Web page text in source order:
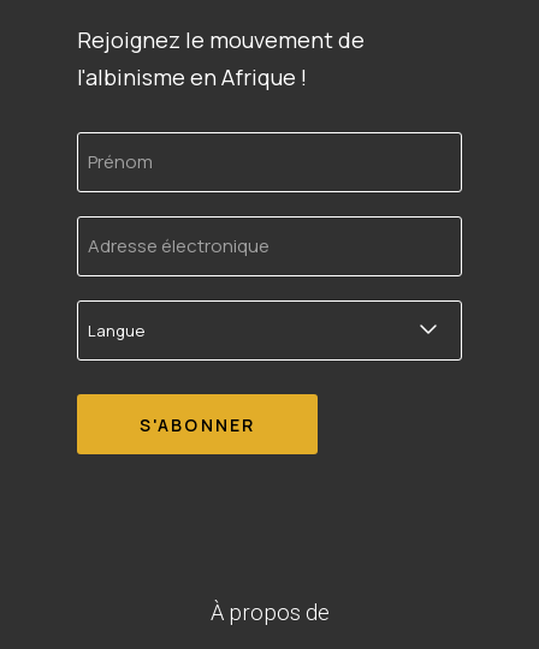
Rejoignez le mouvement de
l'albinisme en Afrique !
Prénom
Adresse
électronique
Langue
À propos de